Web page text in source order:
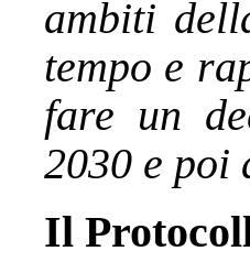
ambiti
tempo e
fare un
2030 e
Il